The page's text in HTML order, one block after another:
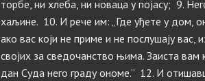
торбе, ни хлеба, ни новаца у појасу; 9.
хаљине. 10. И рече им: „Где уђете у дом,
ако вас који не приме и не послушају вас,
својих за сведочанство њима. Заиста
дан Суда него граду ономе.” 12. И